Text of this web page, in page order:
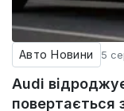
Авто Новини 5
Audi
повертається